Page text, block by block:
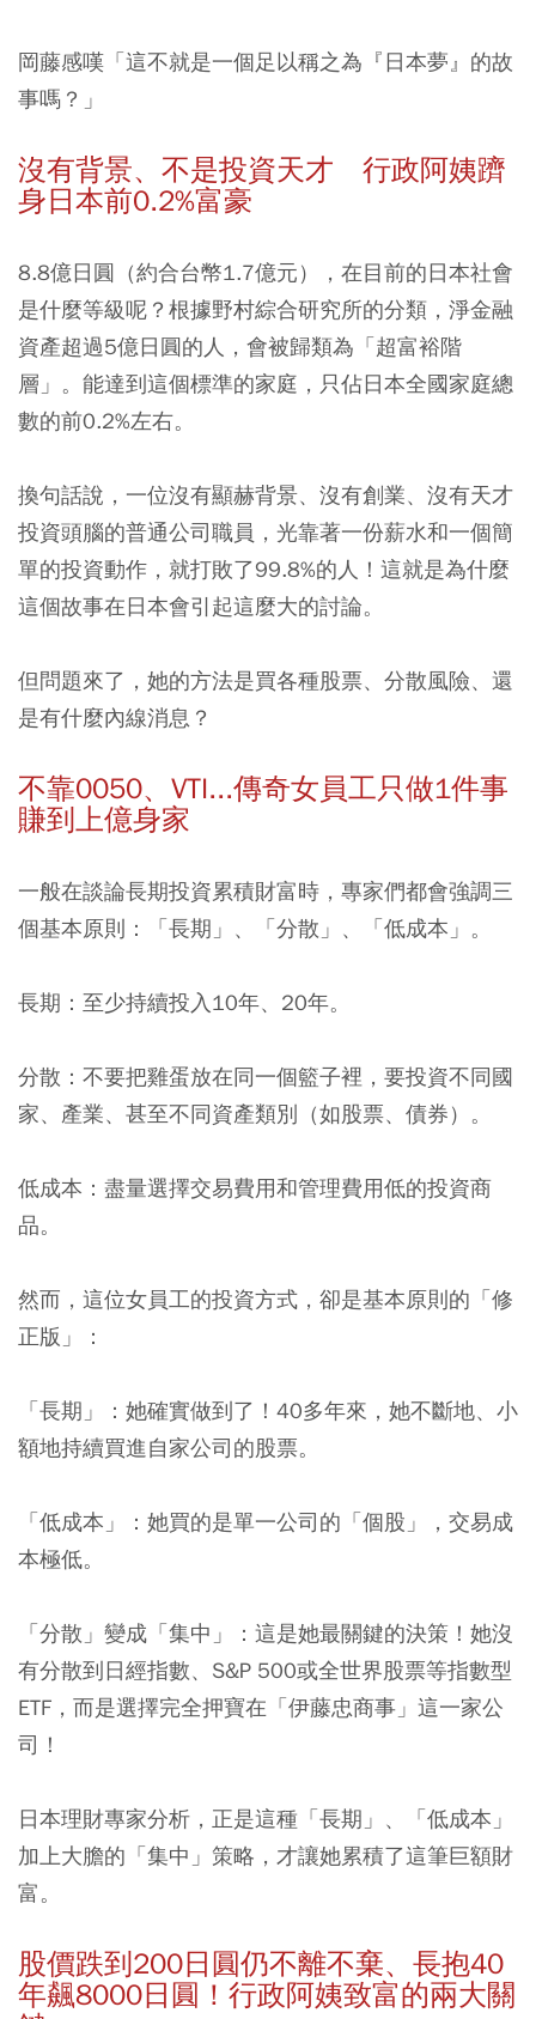
岡藤感嘆「這不就是一個足以稱之為『日本夢』的故
事嗎？」
沒有背景、不是投資天才 行政阿姨躋
身日本前0.2%富豪
8.8億日圓（約合台幣1.7億元），在目前的日本社會
是什麼等級呢？根據野村綜合研究所的分類，淨金融
資產超過5億日圓的人，會被歸類為「超富裕階
層」。能達到這個標準的家庭，只佔日本全國家庭總
數的前0.2%左右。
換句話說，一位沒有顯赫背景、沒有創業、沒有天才
投資頭腦的普通公司職員，光靠著一份薪水和一個簡
單的投資動作，就打敗了99.8%的人！這就是為什麼
這個故事在日本會引起這麼大的討論。
但問題來了，她的方法是買各種股票、分散風險、還
是有什麼內線消息？
不靠0050、VTI...傳奇女員工只做1件事
賺到上億身家
一般在談論長期投資累積財富時，專家們都會強調三
個基本原則：「長期」、「分散」、「低成本」。
長期：至少持續投入10年、20年。
分散：不要把雞蛋放在同一個籃子裡，要投資不同國
家、產業、甚至不同資產類別（如股票、債券）。
低成本：盡量選擇交易費用和管理費用低的投資商
品。
然而，這位女員工的投資方式，卻是基本原則的「修
正版」：
「長期」： 她確實做到了！40多年來，她不斷地、小
額地持續買進自家公司的股票。
「低成本」： 她買的是單一公司的「個股」，交易成
本極低。
「分散」變成「集中」： 這是她最關鍵的決策！她沒
有分散到日經指數、S&P 500或全世界股票等指數型
ETF，而是選擇完全押寶在「伊藤忠商事」這一家公
司！
日本理財專家分析，正是這種「長期」、「低成本」
加上大膽的「集中」策略，才讓她累積了這筆巨額財
富。
股價跌到200日圓仍不離不棄、長抱40
年飆8000日圓！行政阿姨致富的兩大關